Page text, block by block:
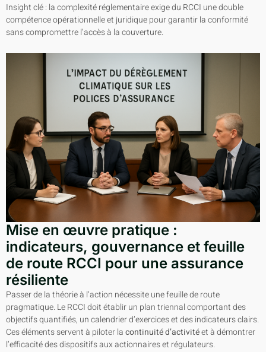
Insight clé : la complexité réglementaire exige du RCCI une double
compétence opérationnelle et juridique pour garantir la conformité
sans compromettre l’accès à la couverture.
Mise en œuvre pratique :
indicateurs, gouvernance et feuille
de route RCCI pour une assurance
résiliente
Passer de la théorie à l’action nécessite une feuille de route
pragmatique. Le RCCI doit établir un plan triennal comportant des
objectifs quantifiés, un calendrier d’exercices et des indicateurs clairs.
Ces éléments servent à piloter lacontinuité d’activitéet à démontrer
l’efficacité des dispositifs aux actionnaires et régulateurs.